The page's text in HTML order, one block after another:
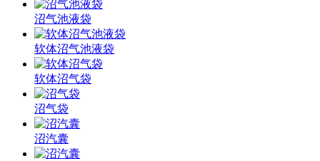
沼气池液袋
软体沼气池液袋
软体沼气袋
沼气袋
沼汽囊